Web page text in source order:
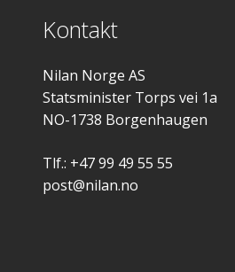
Kontakt
Nilan Norge AS
Statsminister Torps vei 1a
NO-1738 Borgenhaugen
Tlf.: +47 99 49 55 55
post@nilan.no